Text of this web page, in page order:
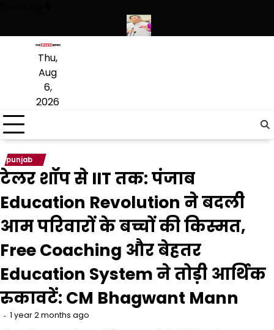
content
Thu,
Aug
6,
2026
punjab
टेलर शॉप से IIT तक: पंजाब
Education Revolution ने बदली
आम परिवारों के बच्चों की किस्मत,
Free Coaching और बेहतर
Education System ने तोड़ी आर्थिक
रुकावटें: CM Bhagwant Mann
1 year 2 months ago